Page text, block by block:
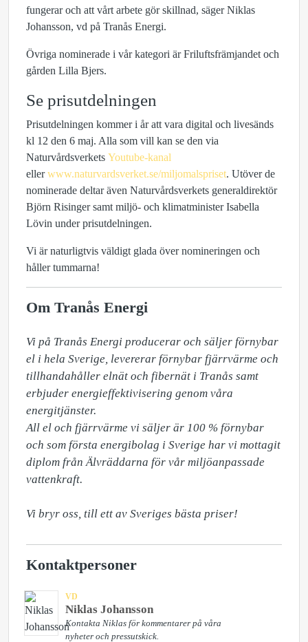
fungerar och att vårt arbete gör skillnad, säger Niklas
Johansson, vd på Tranås Energi.
Övriga nominerade i vår kategori är Friluftsfrämjandet och
gården Lilla Bjers.
Se prisutdelningen
Prisutdelningen kommer i år att vara digital och livesänds
kl 12 den 6 maj. Alla som vill kan se den via
Naturvårdsverkets Youtube-kanal
ellerwww.naturvardsverket.se/miljomalspriset. Utöver de
nominerade deltar även Naturvårdsverkets generaldirektör
Björn Risinger samt miljö- och klimatminister Isabella
Lövin under prisutdelningen.
Vi är naturligtvis väldigt glada över nomineringen och
håller tummarna!
Om Tranås Energi
Vi på Tranås Energi producerar och säljer förnybar
el i hela Sverige, levererar förnybar fjärrvärme och
tillhandahåller elnät och fibernät i Tranås samt
erbjuder energieffektivisering genom våra
energitjänster.
All el och fjärrvärme vi säljer är 100 % förnybar
och som första energibolag i Sverige har vi mottagit
diplom från Älvräddarna för vår miljöanpassade
vattenkraft.
Vi bryr oss, till ett av Sveriges bästa priser!
Kontaktpersoner
VD
Niklas Johansson
Kontakta Niklas för kommentarer på våra
nyheter och pressutskick.